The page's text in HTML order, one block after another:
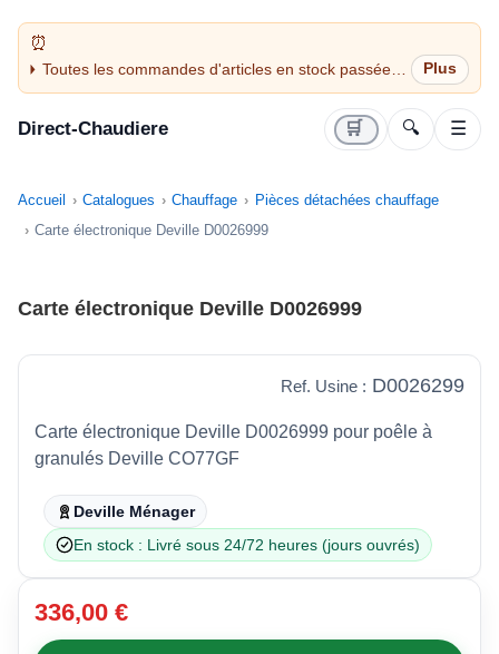
Toutes les commandes d'articles en stock passées
avant 14H sont expédiées le jour même (jours
Direct-Chaudiere 🛒 🔍 ☰
Accueil Catalogues Chauffage
Pièces détachées chauffage
Carte électronique Deville D0026999
Carte électronique Deville D0026999
Ref. Usine : D0026299
Carte électronique Deville D0026999 pour poêle à
granulés Deville CO77GF
Deville Ménager
En stock : Livré sous 24/72 heures (jours ouvrés)
336,00 €